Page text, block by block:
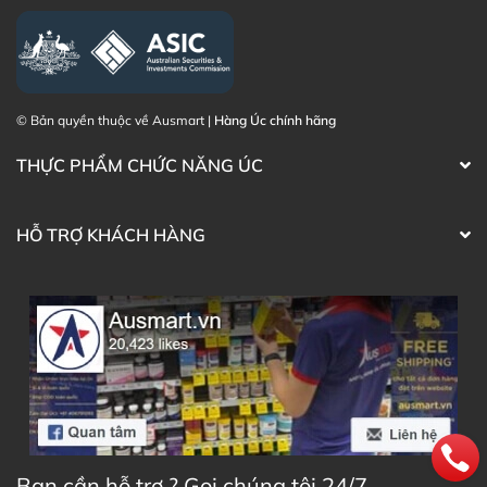
Thạc sĩ Điều dưỡng & Cố vấn sản
© Bản quyền thuộc về Ausmart | Hàng Úc chính hãng
THỰC PHẨM CHỨC NĂNG ÚC
HỖ TRỢ KHÁCH HÀNG